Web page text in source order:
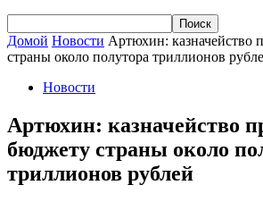
Домой Новости Артюхин: казначейство
страны около полутора триллионов
Новости
Артюхин: казначейство
бюджету страны около
триллионов рублей